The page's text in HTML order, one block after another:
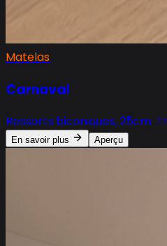
Matelas
Carnaval
Ressorts biconiques, 25cm.
En savoir plus Aperçu